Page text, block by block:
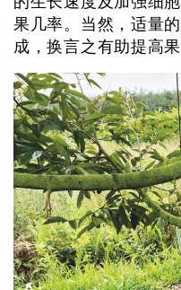
果几率。当然，适量
成，换言之有助提高果